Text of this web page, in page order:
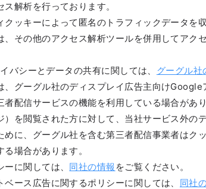
解析を行っております。
ッキーによって匿名のトラフィックデータを
、その他のアクセス解析ツールを併用してアク
バシーとデータの共有に関しては、 グーグル社
、グーグル社のディスプレイ広告主向けGoogle
配信サービスの機能を利用している場合があり
）を閲覧された方に対して、当社サービス外の
めに、グーグル社を含む第三者配信事業者はク
場合があります。
に関しては、 同社の情報 をご覧ください。
ース広告に関するポリシーに関しては、 同社